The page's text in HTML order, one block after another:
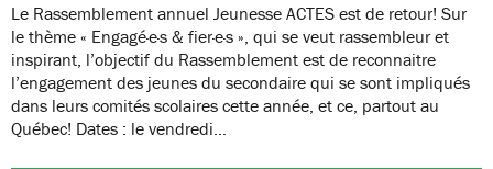
Le Rassemblement annuel Jeunesse ACTES est de retour! Sur
le thème « Engagé·e·s & fier·e·s », qui se veut rassembleur et
inspirant, l’objectif du Rassemblement est de reconnaitre
l’engagement des jeunes du secondaire qui se sont impliqués
dans leurs comités scolaires cette année, et ce, partout au
Québec! Dates : le vendredi…